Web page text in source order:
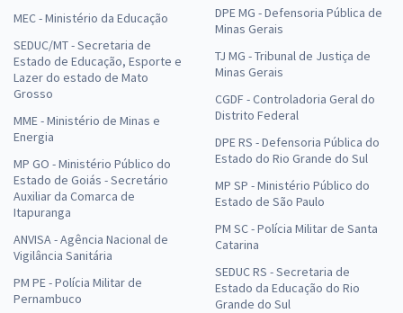
MEC - Ministério da Educação
SEDUC/MT - Secretaria de
Estado de Educação, Esporte e
Lazer do estado de Mato
Grosso
MME - Ministério de Minas e
Energia
MP GO - Ministério Público do
Estado de Goiás - Secretário
Auxiliar da Comarca de
Itapuranga
ANVISA - Agência Nacional de
Vigilância Sanitária
PM PE - Polícia Militar de
Pernambuco
DPE MG - Defensoria Pública de
Minas Gerais
TJ MG - Tribunal de Justiça de
Minas Gerais
CGDF - Controladoria Geral do
Distrito Federal
DPE RS - Defensoria Pública do
Estado do Rio Grande do Sul
MP SP - Ministério Público do
Estado de São Paulo
PM SC - Polícia Militar de Santa
Catarina
SEDUC RS - Secretaria de
Estado da Educação do Rio
Grande do Sul